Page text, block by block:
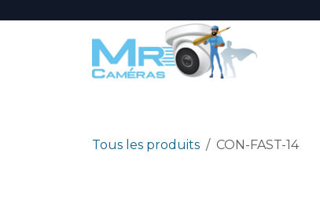
Tous les produits CON-FAST-14